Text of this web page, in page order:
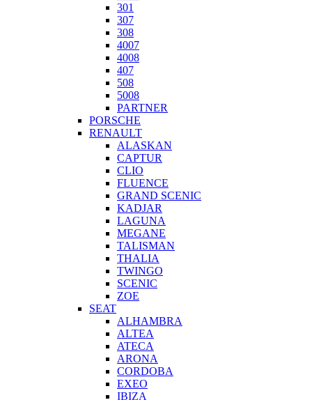
301
307
308
4007
4008
407
508
5008
PARTNER
PORSCHE
RENAULT
ALASKAN
CAPTUR
CLIO
FLUENCE
GRAND SCENIC
KADJAR
LAGUNA
MEGANE
TALISMAN
THALIA
TWINGO
SCENIC
ZOE
SEAT
ALHAMBRA
ALTEA
ATECA
ARONA
CORDOBA
EXEO
IBIZA